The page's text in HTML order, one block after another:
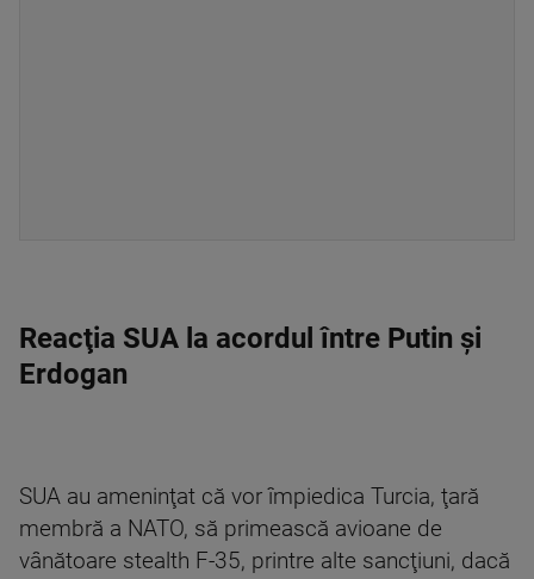
Reacţia SUA la acordul între Putin şi
Erdogan
SUA au ameninţat că vor împiedica Turcia, ţară
membră a NATO, să primească avioane de
vânătoare stealth F-35, printre alte sancţiuni, dacă